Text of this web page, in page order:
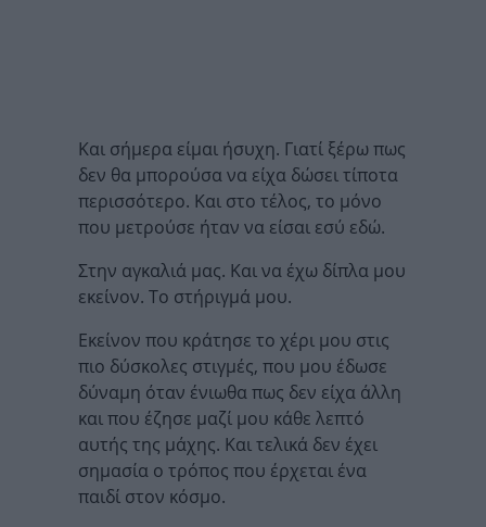
Και σήμερα είμαι ήσυχη. Γιατί ξέρω πως
δεν θα μπορούσα να είχα δώσει τίποτα
περισσότερο. Και στο τέλος, το μόνο
που μετρούσε ήταν να είσαι εσύ εδώ.
Στην αγκαλιά μας. Και να έχω δίπλα μου
εκείνον. Το στήριγμά μου.
Εκείνον που κράτησε το χέρι μου στις
πιο δύσκολες στιγμές, που μου έδωσε
δύναμη όταν ένιωθα πως δεν είχα άλλη
και που έζησε μαζί μου κάθε λεπτό
αυτής της μάχης. Και τελικά δεν έχει
σημασία ο τρόπος που έρχεται ένα
παιδί στον κόσμο.